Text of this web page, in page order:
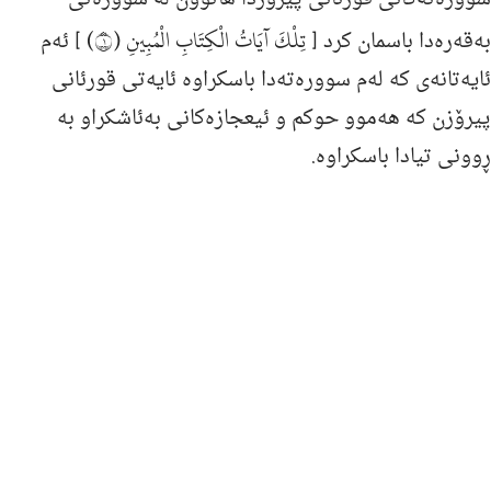
به‌قه‌ره‌دا باسمان كرد [تِلْكَ آيَاتُ الْكِتَابِ الْمُبِينِ (١)
] ئه‌م
ئایه‌تانه‌ی كه‌ له‌م سووره‌ته‌دا باسكراوه‌ ئایه‌تی قورئانی
پیرۆزن كه‌ هه‌موو حوكم و ئیعجازه‌كانی به‌ئاشكراو به‌
ڕوونی تیادا باسكراوه‌.